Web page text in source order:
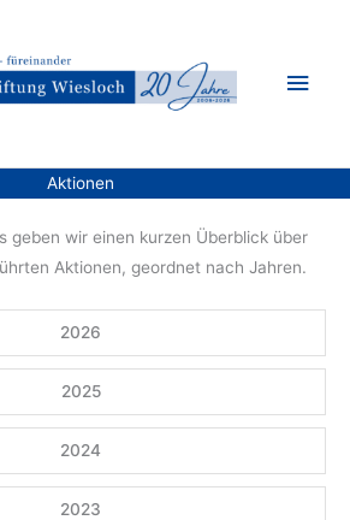
Aktionen
geben wir einen kurzen Überblick über
Aktionen, geordnet nach Jahren.
2026
2025
2024
2023